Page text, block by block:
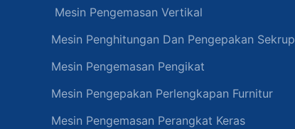
Mesin Pengemasan Vertikal
Mesin Penghitungan Dan Pengepakan Sekrup
Mesin Pengemasan Pengikat
Mesin Pengepakan Perlengkapan Furnitur
Mesin Pengemasan Perangkat Keras